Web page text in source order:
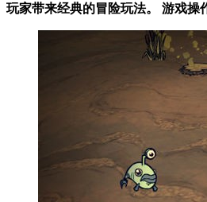
玩家带来经典的冒险玩法。 游戏操